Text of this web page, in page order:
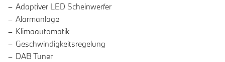
Adaptiver LED Scheinwerfer
Alarmanlage
Klimaautomatik
Geschwindigkeitsregelung
DAB Tuner